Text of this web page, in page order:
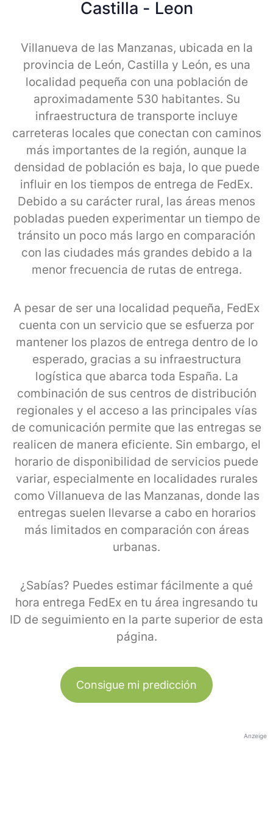
Castilla - Leon
Villanueva de las Manzanas, ubicada en la
provincia de León, Castilla y León, es una
localidad pequeña con una población de
aproximadamente 530 habitantes. Su
infraestructura de transporte incluye
carreteras locales que conectan con caminos
más importantes de la región, aunque la
densidad de población es baja, lo que puede
influir en los tiempos de entrega de FedEx.
Debido a su carácter rural, las áreas menos
pobladas pueden experimentar un tiempo de
tránsito un poco más largo en comparación
con las ciudades más grandes debido a la
menor frecuencia de rutas de entrega.
A pesar de ser una localidad pequeña, FedEx
cuenta con un servicio que se esfuerza por
mantener los plazos de entrega dentro de lo
esperado, gracias a su infraestructura
logística que abarca toda España. La
combinación de sus centros de distribución
regionales y el acceso a las principales vías
de comunicación permite que las entregas se
realicen de manera eficiente. Sin embargo, el
horario de disponibilidad de servicios puede
variar, especialmente en localidades rurales
como Villanueva de las Manzanas, donde las
entregas suelen llevarse a cabo en horarios
más limitados en comparación con áreas
urbanas.
¿Sabías? Puedes estimar fácilmente a qué
hora entrega FedEx en tu área ingresando tu
ID de seguimiento en la parte superior de esta
página.
Consigue mi predicción
Anzeige